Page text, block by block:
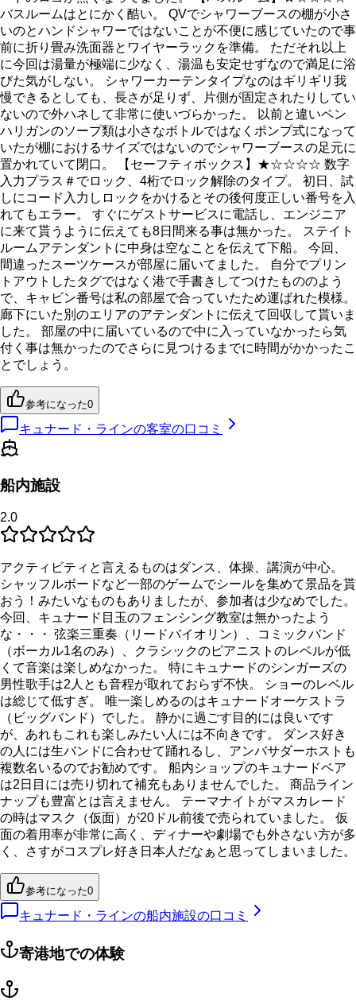
バスルームはとにかく酷い。 QVでシャワーブースの棚が小さ
いのとハンドシャワーではないことが不便に感じていたので事
前に折り畳み洗面器とワイヤーラックを準備。 ただそれ以上
に今回は湯量が極端に少なく、湯温も安定せずなので満足に浴
びた気がしない。 シャワーカーテンタイプなのはギリギリ我
慢できるとしても、長さが足りず、片側が固定されたりしてい
ないので外ハネして非常に使いづらかった。 以前と違いペン
ハリガンのソープ類は小さなボトルではなくポンプ式になって
いたが棚におけるサイズではないのでシャワーブースの足元に
置かれていて閉口。 【セーフティボックス】★☆☆☆☆ 数字
入力プラス＃でロック、4桁でロック解除のタイプ。 初日、試
しにコード入力しロックをかけるとその後何度正しい番号を入
れてもエラー。 すぐにゲストサービスに電話し、エンジニア
に来て貰うように伝えても8日間来る事は無かった。 ステイト
ルームアテンダントに中身は空なことを伝えて下船。 今回、
間違ったスーツケースが部屋に届いてました。 自分でプリン
トアウトしたタグではなく港で手書きしてつけたもののよう
で、キャビン番号は私の部屋で合っていたため運ばれた模様。
廊下にいた別のエリアのアテンダントに伝えて回収して貰いま
した。 部屋の中に届いているので中に入っていなかったら気
付く事は無かったのでさらに見つけるまでに時間がかかったこ
とでしょう。
参考になった0
キュナード・ラインの客室の口コミ
船内施設
2.0
アクティビティと言えるものはダンス、体操、講演が中心。
シャッフルボードなど一部のゲームでシールを集めて景品を貰
おう！みたいなものもありましたが、参加者は少なめでした。
今回、キュナード目玉のフェンシング教室は無かったよう
な・・・ 弦楽三重奏（リードバイオリン）、コミックバンド
（ボーカル1名のみ）、クラシックのピアニストのレベルが低
くて音楽は楽しめなかった。 特にキュナードのシンガーズの
男性歌手は2人とも音程が取れておらず不快。 ショーのレベル
は総じて低すぎ。 唯一楽しめるのはキュナードオーケストラ
（ビッグバンド）でした。 静かに過ごす目的には良いです
が、あれもこれも楽しみたい人には不向きです。 ダンス好き
の人には生バンドに合わせて踊れるし、アンバサダーホストも
複数名いるのでお勧めです。 船内ショップのキュナードベア
は2日目には売り切れて補充もありませんでした。 商品ライン
ナップも豊富とは言えません。 テーマナイトがマスカレード
の時はマスク（仮面）が20ドル前後で売られていました。 仮
面の着用率が非常に高く、ディナーや劇場でも外さない方が多
く、さすがコスプレ好き日本人だなぁと思ってしまいました。
参考になった0
キュナード・ラインの船内施設の口コミ
寄港地での体験